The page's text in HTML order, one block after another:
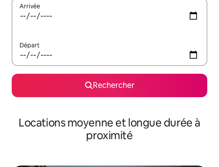
Arrivée
Départ
Rechercher
Locations moyenne et longue durée à
proximité